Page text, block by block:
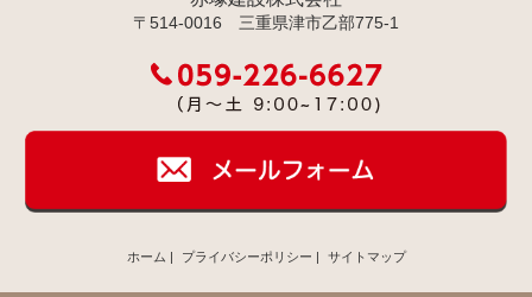
〒514-0016 三重県津市乙部775-1
ホーム | プライバシーポリシー | サイトマップ